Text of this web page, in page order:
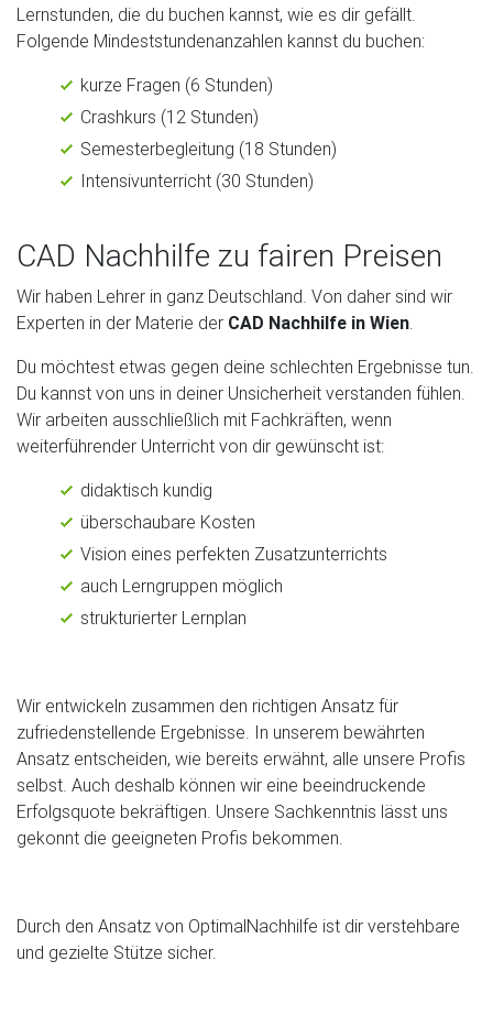
Lernstunden, die du buchen kannst, wie es dir gefällt.
Folgende Mindeststundenanzahlen kannst du buchen:
kurze Fragen (6 Stunden)
Crashkurs (12 Stunden)
Semesterbegleitung (18 Stunden)
Intensivunterricht (30 Stunden)
CAD Nachhilfe zu fairen Preisen
Wir haben Lehrer in ganz Deutschland. Von daher sind wir
Experten in der Materie der CAD Nachhilfe in Wien
Du möchtest etwas gegen deine schlechten Ergebnisse tun.
Du kannst von uns in deiner Unsicherheit verstanden fühlen.
Wir arbeiten ausschließlich mit Fachkräften, wenn
weiterführender Unterricht von dir gewünscht ist:
didaktisch kundig
überschaubare Kosten
Vision eines perfekten Zusatzunterrichts
auch Lerngruppen möglich
strukturierter Lernplan
Wir entwickeln zusammen den richtigen Ansatz für
zufriedenstellende Ergebnisse. In unserem bewährten
Ansatz entscheiden, wie bereits erwähnt, alle unsere Profis
selbst. Auch deshalb können wir eine beeindruckende
Erfolgsquote bekräftigen. Unsere Sachkenntnis lässt uns
gekonnt die geeigneten Profis bekommen.
Durch den Ansatz von OptimalNachhilfe ist dir verstehbare
und gezielte Stütze sicher.